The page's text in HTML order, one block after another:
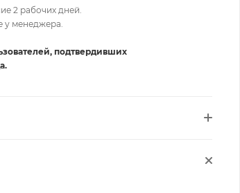
2 рабочих дней.
у менеджера.
подтвердивших